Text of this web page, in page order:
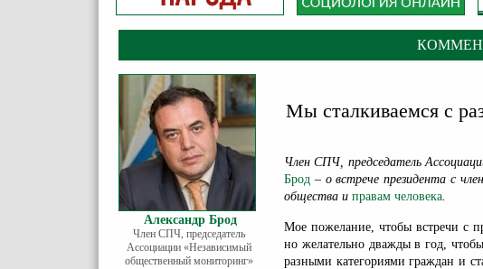
Александр Брод
Член СПЧ, председатель
Ассоциации «Независимый
общественный мониторинг»
Мы сталкиваемся с
Член СПЧ, председатель
Брод – о встрече президента с
общества и правам человека.
Мое пожелание, чтобы встречи с
но желательно дважды в год,
разными категориями граждан и